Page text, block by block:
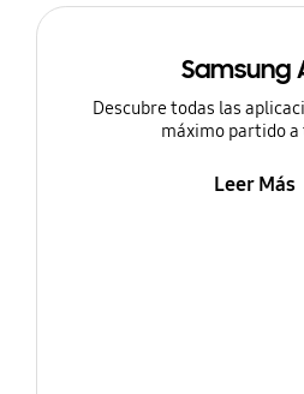
Samsung
Descubre todas las
máximo partido a
Leer Más